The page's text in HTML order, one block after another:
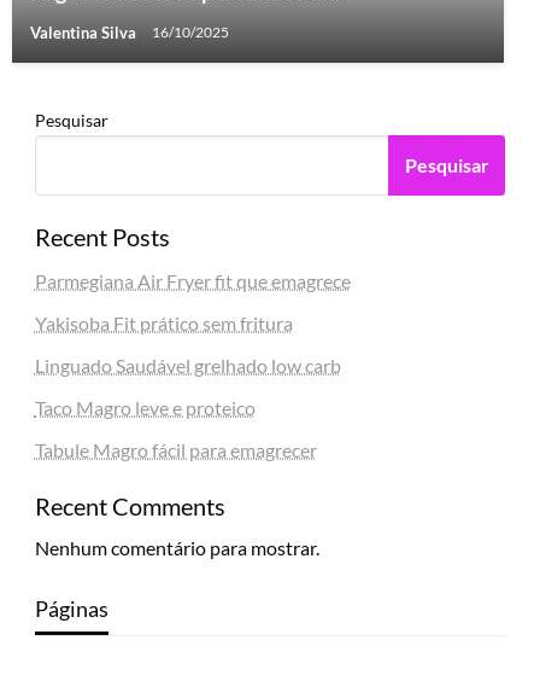
Valentina Silva 16/10/2025
Pesquisar
Pesquisar
Recent Posts
Parmegiana Air Fryer fit que emagrece
Yakisoba Fit prático sem fritura
Linguado Saudável grelhado low carb
Taco Magro leve e proteico
Tabule Magro fácil para emagrecer
Recent Comments
Nenhum comentário para mostrar.
Páginas